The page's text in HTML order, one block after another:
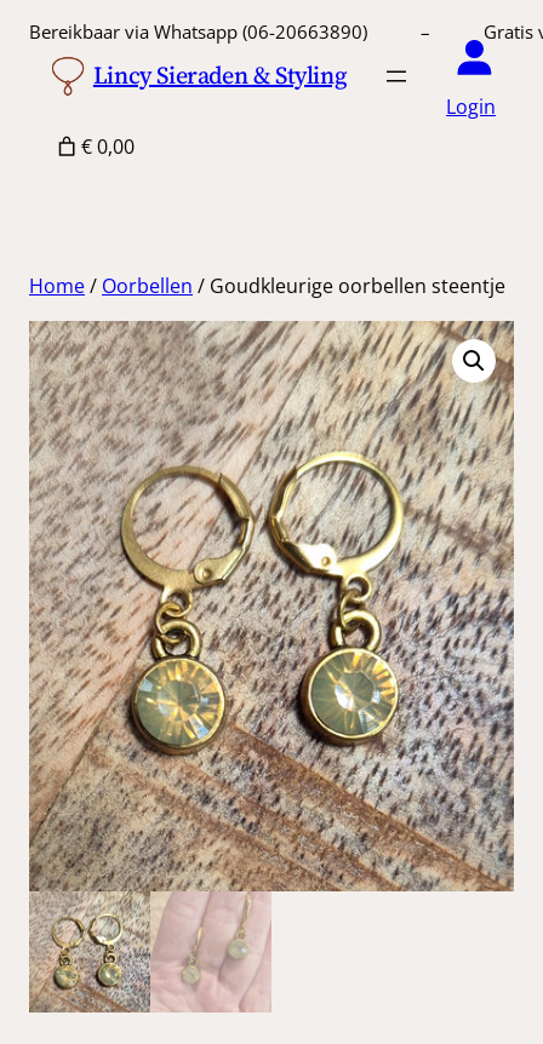
GaBereikbaar via Whatsapp (06-20663890) –
Lincy Sieraden & Styling
Login
€ 0,00
Home/ Oorbellen / Goudkleurige oorbellen steentje